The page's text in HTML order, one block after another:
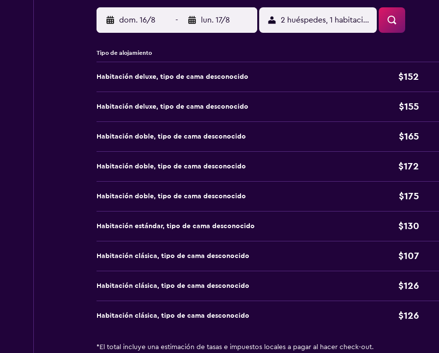
dom. 16/8 - lun. 17/8 2 huéspedes, 1 habitación
Tipo de alojamiento
Habitación deluxe, tipo de cama desconocido $152
Habitación deluxe, tipo de cama desconocido $155
Habitación doble, tipo de cama desconocido $165
Habitación doble, tipo de cama desconocido $172
Habitación doble, tipo de cama desconocido $175
Habitación estándar, tipo de cama desconocido $130
Habitación clásica, tipo de cama desconocido $107
Habitación clásica, tipo de cama desconocido $126
Habitación clásica, tipo de cama desconocido $126
* El total incluye una estimación de tasas e impuestos locales a pagar al hacer check-out.